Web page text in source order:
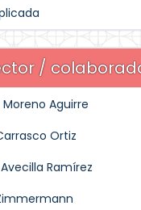
/
Aguirre
Ortiz
Ramírez